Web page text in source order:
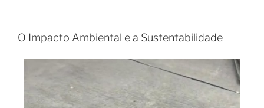
O Impacto Ambiental e a Sustentabilidade